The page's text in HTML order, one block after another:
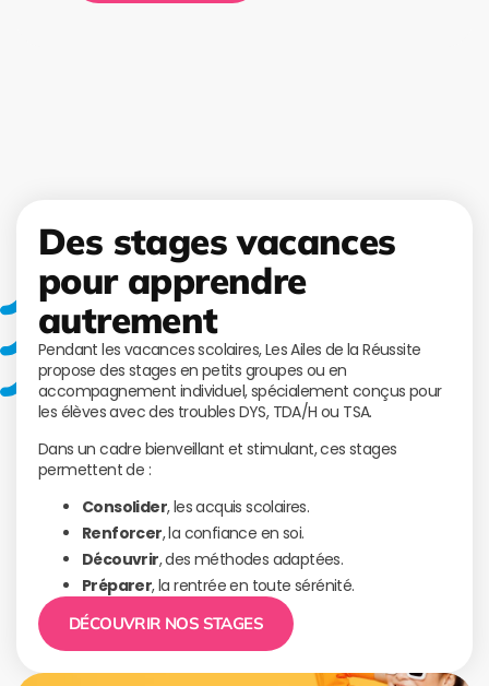
Des stages vacances
pour apprendre
autrement
Pendant les vacances scolaires, Les Ailes de la Réussite
propose des stages en petits groupes ou en
accompagnement individuel, spécialement conçus pour
les élèves avec des troubles DYS, TDA/H ou TSA.
Dans un cadre bienveillant et stimulant, ces stages
permettent de :
Consolider, les acquis scolaires.
Renforcer, la confiance en soi.
Découvrir, des méthodes adaptées.
Préparer, la rentrée en toute sérénité.
DÉCOUVRIR NOS STAGES